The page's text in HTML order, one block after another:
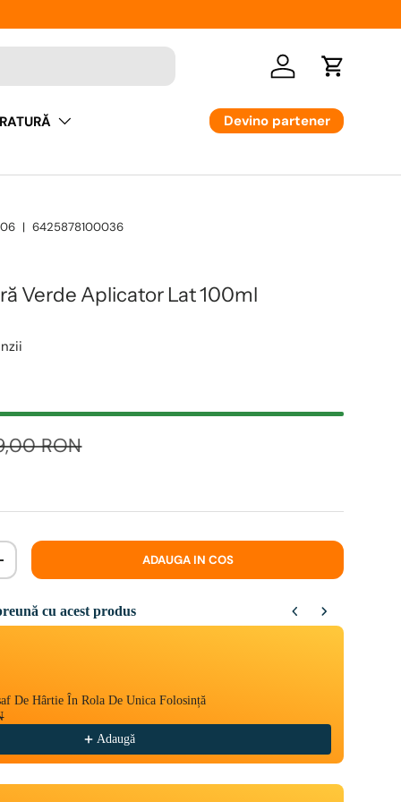
Logare Cos
Devino partener
|6425878100036
Verde Aplicator Lat 100ml
RON
ADAUGA IN COS
cu acest produs
buttons to navigate through product recommendations, or scroll
De Hârtie În Rola De Unica Folosință
Adaugă